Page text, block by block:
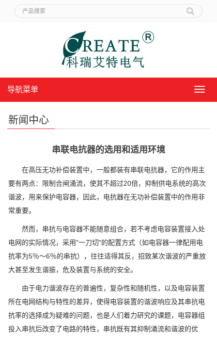
导
导航菜单
新闻中心
串联电抗器的选用和适用环境
在高压无功补偿装置中，一般都装有串联电抗器，它的作用主
要有两点：限制合闸涌流，使其不超过20倍，抑制供电系统的高次
谐波，用来保护电容器，因此，电抗器在无功补偿装置中的作用非
常重要。
然而，串抗与电容器不能随意组合，若不考虑电容装置接入处
电网的实际情况，采用"一刀切"的配置方式（如电容器一律配用电
抗率为5％～6％的串抗），往往适得其反，招致某次谐波的严重放
大甚至发生谐振，危及装置与系统的安全。
由于电力谐波存在的普遍性，复杂性和随机性，以及电容装置
所在电网结构与特性的差异，使得电容装置的谐波响应及其串抗电
抗率的选择成为疑难的问题，也是人们着力研究的课题，电容器组
投入串抗后改变了电路的特性，串抗既有其抑制涌流和谐波的优